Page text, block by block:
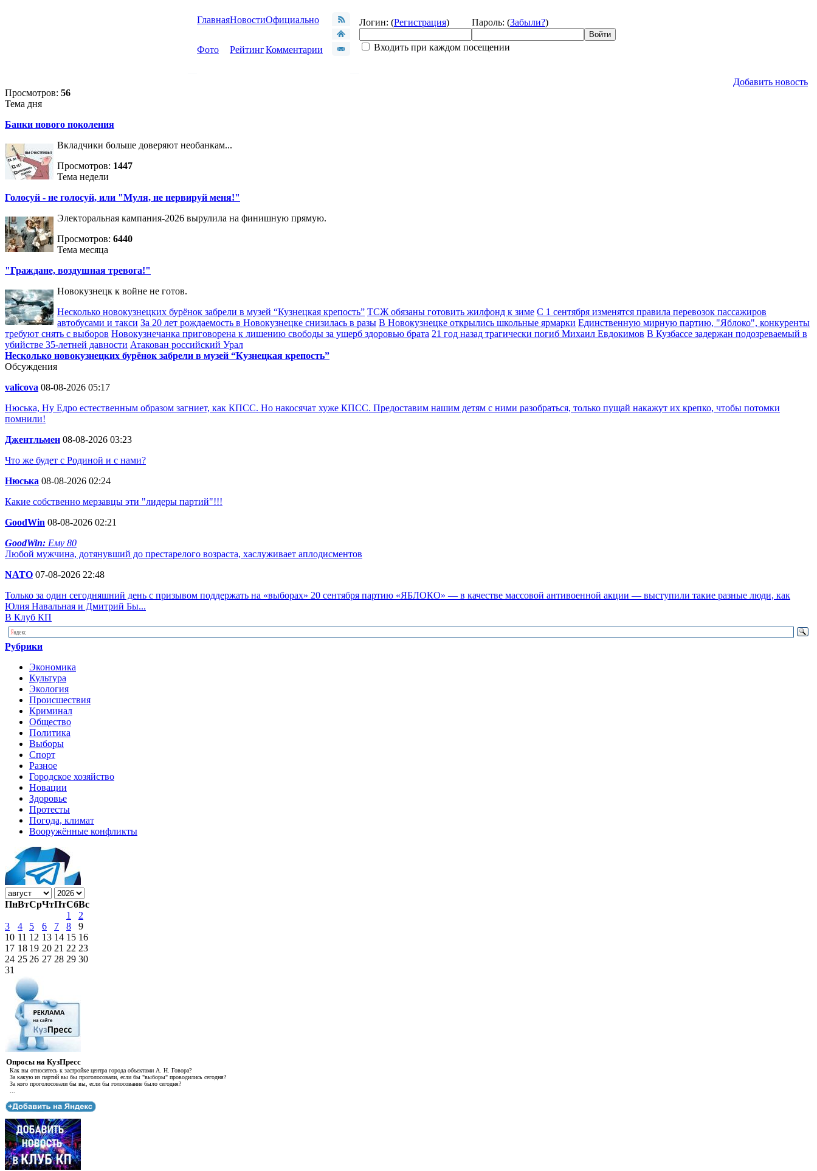
ГлавнаяНовостиОфициально
Фото РейтингКомментарии
Логин: (Регистрация) Пароль: (Забыли?)
Входить при каждом посещении
Добавить новость
Просмотров: 56
Тема дня
Банки нового поколения
Вкладчики больше доверяют необанкам...
Просмотров: 1447
Тема недели
Голосуй - не голосуй, или "Муля, не нервируй меня!"
Электоральная кампания-2026 вырулила на финишную прямую.
Просмотров: 6440
Тема месяца
"Граждане, воздушная тревога!"
Новокузнецк к войне не готов.
Несколько новокузнецких бурёнок забрели в музей “Кузнецкая крепость” ТСЖ обязаны готовить жилфонд к зиме С 1 сентября изменятся правила перевозок пассажиров
автобусами и такси За 20 лет рождаемость в Новокузнецке снизилась в разы В Новокузнецке открылись школьные ярмарки Единственную мирную партию, "Яблоко", конкуренты
требуют снять с выборов Новокузнечанка приговорена к лишению свободы за ущерб здоровью брата 21 год назад трагически погиб Михаил Евдокимов В Кузбассе задержан подозреваемый в
убийстве 35-летней давности Атакован российский Урал
Несколько новокузнецких бурёнок забрели в музей “Кузнецкая крепость”
Обсуждения
valicova 08-08-2026 05:17
Нюська, Ну Едро естественным образом загниет, как КПСС. Но накосячат хуже КПСС. Предоставим нашим детям с ними разобраться, только пущай накажут их крепко, чтобы потомки
помнили!
Джентльмен 08-08-2026 03:23
Что же будет с Родиной и с нами?
Нюська 08-08-2026 02:24
Какие собственно мерзавцы эти "лидеры партий"!!!
GoodWin 08-08-2026 02:21
GoodWin: Ему 80
Любой мужчина, дотянувший до престарелого возраста, хаслуживает аплодисментов
NATO 07-08-2026 22:48
Только за один сегодняшний день с призывом поддержать на «выборах» 20 сентября партию «ЯБЛОКО» — в качестве массовой антивоенной акции — выступили такие разные люди, как
Юлия Навальная и Дмитрий Бы...
В Клуб КП
Рубрики
Экономика
Культура
Экология
Происшествия
Криминал
Общество
Политика
Выборы
Спорт
Разное
Городское хозяйство
Новации
Здоровье
Протесты
Погода, климат
Вооружённые конфликты
ПнВтСрЧтПтСбВс
1
2
3
4 5 6 7 8
9
10 11 12 13 14 15 16
17 18 19 20 21 22 23
24 25 26 27 28 29 30
31
Опросы на КузПресс
Как вы относитесь к застройке центра города объектами А. Н. Говора?
За какую из партий вы бы проголосовали, если бы "выборы" проводились сегодня?
За кого проголосовали бы вы, если бы голосование было сегодня?